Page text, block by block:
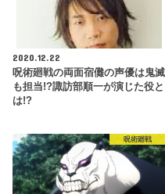
2020.12.22
呪術廻戦の両面宿儺の声優は鬼滅
も担当!?諏訪部順一が演じた役と
は!?
呪術廻戦